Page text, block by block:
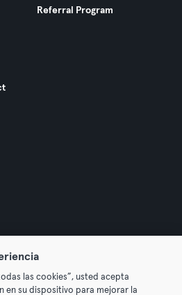
Referral Program
las cookies”, usted acepta
en su dispositivo para mejorar la